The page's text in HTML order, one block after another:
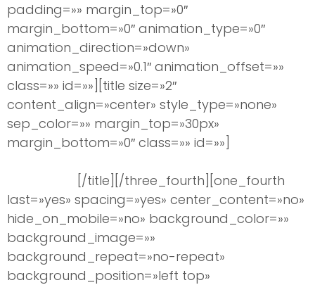
padding=»» margin_top=»0″
margin_bottom=»0″ animation_type=»0″
animation_direction=»down»
animation_speed=»0.1″ animation_offset=»»
class=»» id=»»][title size=»2″
content_align=»center» style_type=»none»
sep_color=»» margin_top=»30px»
margin_bottom=»0″ class=»» id=»»]
[/title][/three_fourth][one_fourth
last=»yes» spacing=»yes» center_content=»no»
hide_on_mobile=»no» background_color=»»
background_image=»»
background_repeat=»no-repeat»
background_position=»left top»